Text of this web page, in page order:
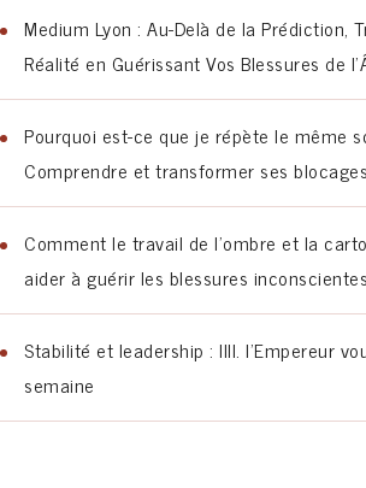
Medium Lyon : Au-Delà de la Prédiction,
Réalité en Guérissant Vos Blessures de
Pourquoi est-ce que je répète le même
Comprendre et transformer ses blocages
Comment le travail de l’ombre et la
aider à guérir les blessures
Stabilité et leadership : IIII. l’Empereur
semaine